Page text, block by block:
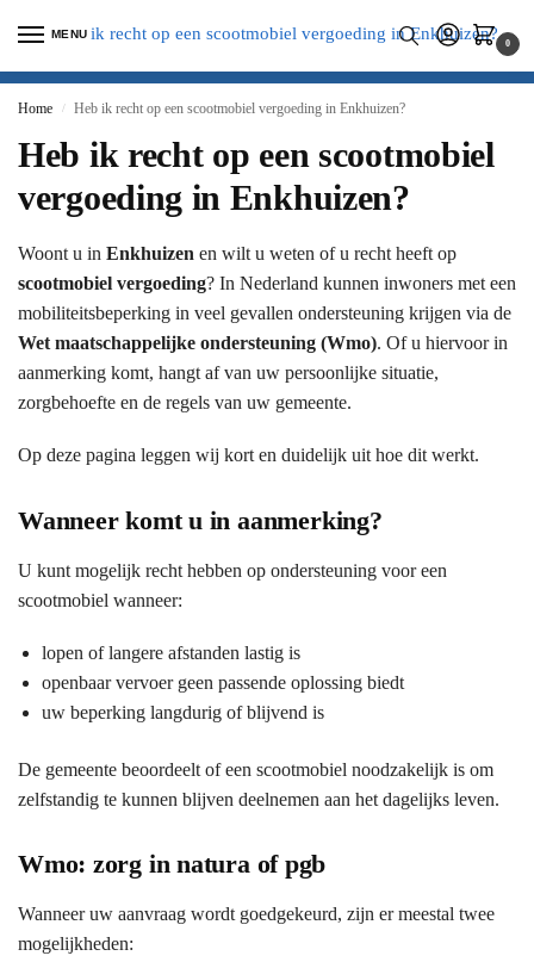
MENU
0
Home / Heb ik recht op een scootmobiel vergoeding in Enkhuizen?
Heb ik recht op een scootmobiel
vergoeding in Enkhuizen?
Woont u in Enkhuizen en wilt u weten of u recht heeft op
scootmobiel vergoeding? In Nederland kunnen inwoners met een
mobiliteitsbeperking in veel gevallen ondersteuning krijgen via de
Wet maatschappelijke ondersteuning (Wmo). Of u hiervoor in
aanmerking komt, hangt af van uw persoonlijke situatie,
zorgbehoefte en de regels van uw gemeente.
Op deze pagina leggen wij kort en duidelijk uit hoe dit werkt.
Wanneer komt u in aanmerking?
U kunt mogelijk recht hebben op ondersteuning voor een
scootmobiel wanneer:
lopen of langere afstanden lastig is
openbaar vervoer geen passende oplossing biedt
uw beperking langdurig of blijvend is
De gemeente beoordeelt of een scootmobiel noodzakelijk is om
zelfstandig te kunnen blijven deelnemen aan het dagelijks leven.
Wmo: zorg in natura of pgb
Wanneer uw aanvraag wordt goedgekeurd, zijn er meestal twee
mogelijkheden: